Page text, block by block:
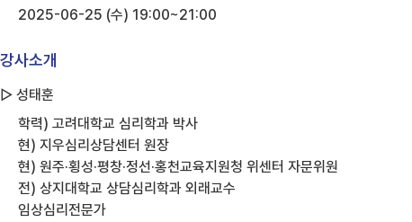
2025-06-25 (수) 19:00~21:00
강사소개
▷ 성태훈
학력) 고려대학교 심리학과 박사
현) 지우심리상담센터 원장
현) 원주·횡성·평창·정선·홍천교육지원청 위센터 자문위원
전) 상지대학교 상담심리학과 외래교수
임상심리전문가